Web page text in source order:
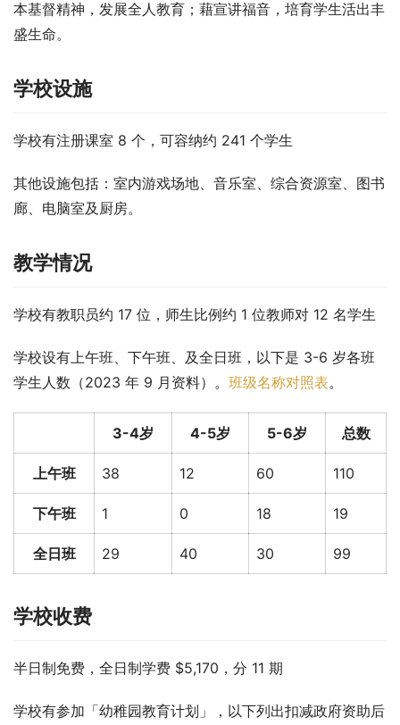
本基督精神，发展全人教育；藉宣讲福音，培育学生活出丰
盛生命。
学校设施
学校有注册课室 8 个，可容纳约 241 个学生
其他设施包括：室内游戏场地、音乐室、综合资源室、图书
廊、电脑室及厨房。
教学情况
学校有教职员约 17 位，师生比例约 1 位教师对 12 名学生
学校设有上午班、下午班、及全日班，以下是 3-6 岁各班
学生人数（2023 年 9 月资料）。 班级名称对照表。
3-4岁 4-5岁 5-6岁 总数
上午班 38 12 60 110
下午班 1 0 18 19
全日班 29 40 30 99
学校收费
半日制免费，全日制学费 $5,170，分 11 期
学校有参加「幼稚园教育计划」，以下列出扣减政府资助后